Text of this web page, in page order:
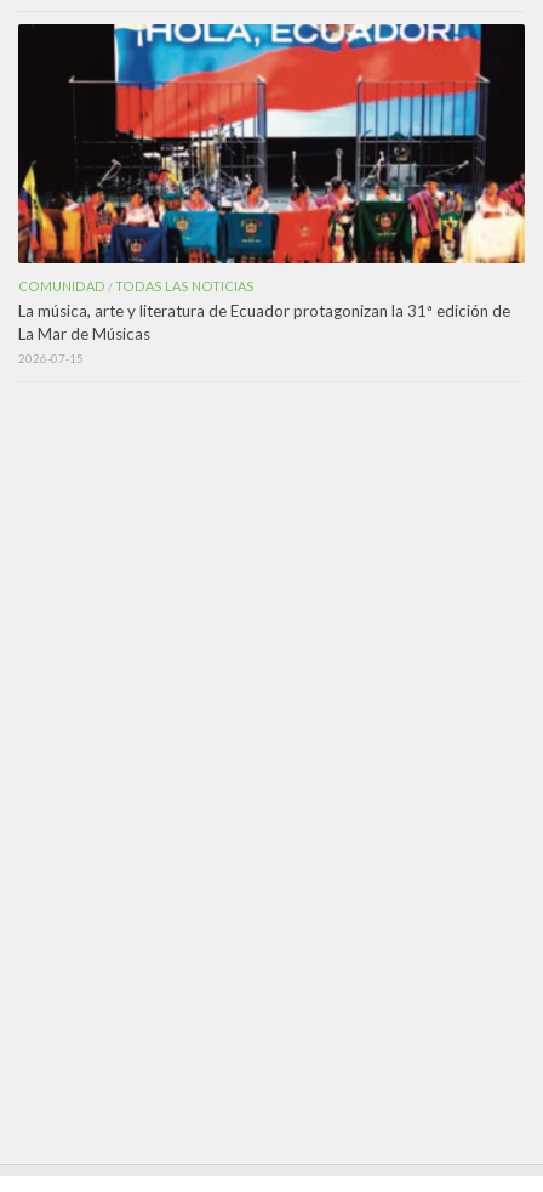
COMUNIDAD /TODAS LAS NOTICIAS
La música, arte y literatura de Ecuador protagonizan la 31ª edición de
La Mar de Músicas
2026-07-15